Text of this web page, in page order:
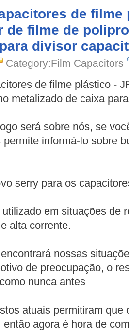
de filme
de filme de
divisor
Category:Film Capacitors
de filme plástico -
metalizado de caixa
será sobre nós, se
permite informá-lo sobre
serry para os
em situações de
alta corrente.
nossas
de preocupação, o
nunca antes
atuais permitiram que
então agora é hora de